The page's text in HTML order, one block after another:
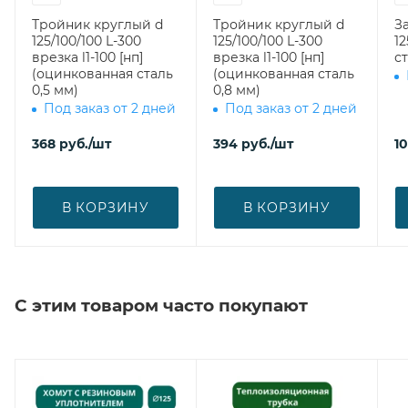
Тройник круглый d
125/100/100 L-300
врезка l1-100 [нп]
(оцинкованная сталь
0,5 мм)
Под заказ от 2 дней
368 руб./шт
В КОРЗИНУ
Тройник круглый d
125/100/100 L-300
врезка l1-100 [нп]
(оцинкованная сталь
0,8 мм)
Под заказ от 2 дней
394 руб./шт
В КОРЗИНУ
125
С этим товаром часто покупают